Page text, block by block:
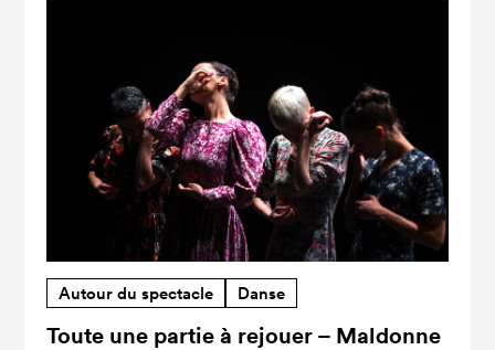
Autour du spectacle Danse
Toute une partie à rejouer – Maldonne